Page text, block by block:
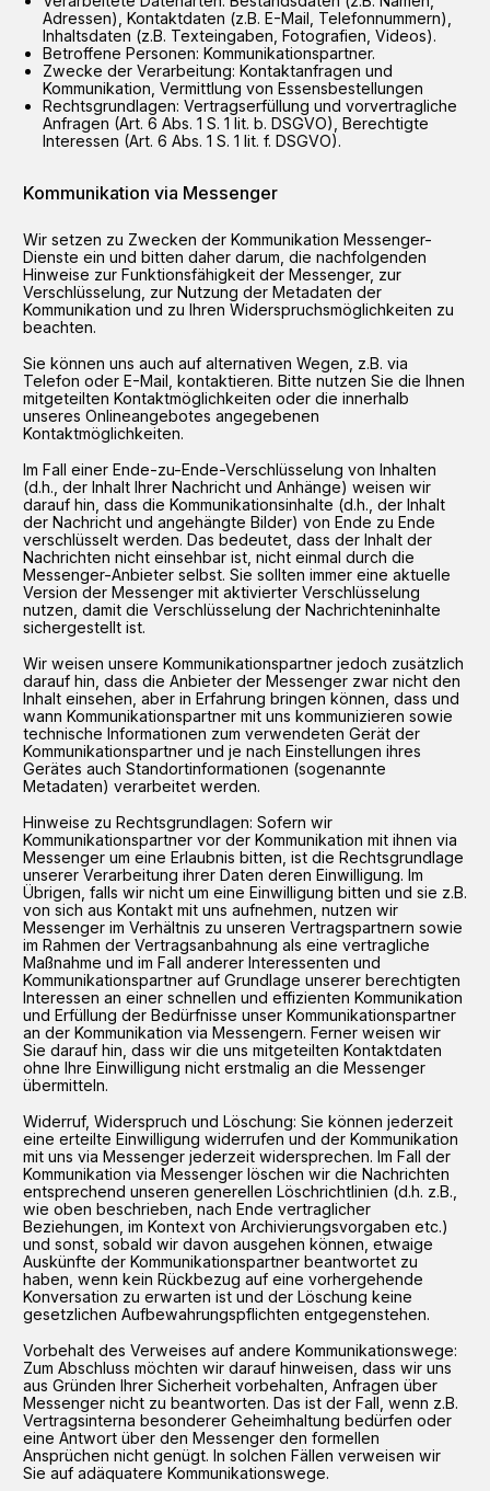
Adressen), Kontaktdaten (z.B. E-Mail, Telefonnummern),
Inhaltsdaten (z.B. Texteingaben, Fotografien, Videos).
Betroffene Personen: Kommunikationspartner.
Zwecke der Verarbeitung: Kontaktanfragen und
Kommunikation, Vermittlung von Essensbestellungen
Rechtsgrundlagen: Vertragserfüllung und vorvertragliche
Anfragen (Art. 6 Abs. 1 S. 1 lit. b. DSGVO), Berechtigte
Interessen (Art. 6 Abs. 1 S. 1 lit. f. DSGVO).
Kommunikation via Messenger
Wir setzen zu Zwecken der Kommunikation Messenger-
Dienste ein und bitten daher darum, die nachfolgenden
Hinweise zur Funktionsfähigkeit der Messenger, zur
Verschlüsselung, zur Nutzung der Metadaten der
Kommunikation und zu Ihren Widerspruchsmöglichkeiten zu
beachten.
Sie können uns auch auf alternativen Wegen, z.B. via
Telefon oder E-Mail, kontaktieren. Bitte nutzen Sie die Ihnen
mitgeteilten Kontaktmöglichkeiten oder die innerhalb
unseres Onlineangebotes angegebenen
Kontaktmöglichkeiten.
Im Fall einer Ende-zu-Ende-Verschlüsselung von Inhalten
(d.h., der Inhalt Ihrer Nachricht und Anhänge) weisen wir
darauf hin, dass die Kommunikationsinhalte (d.h., der Inhalt
der Nachricht und angehängte Bilder) von Ende zu Ende
verschlüsselt werden. Das bedeutet, dass der Inhalt der
Nachrichten nicht einsehbar ist, nicht einmal durch die
Messenger-Anbieter selbst. Sie sollten immer eine aktuelle
Version der Messenger mit aktivierter Verschlüsselung
nutzen, damit die Verschlüsselung der Nachrichteninhalte
sichergestellt ist.
Wir weisen unsere Kommunikationspartner jedoch zusätzlich
darauf hin, dass die Anbieter der Messenger zwar nicht den
Inhalt einsehen, aber in Erfahrung bringen können, dass und
wann Kommunikationspartner mit uns kommunizieren sowie
technische Informationen zum verwendeten Gerät der
Kommunikationspartner und je nach Einstellungen ihres
Gerätes auch Standortinformationen (sogenannte
Metadaten) verarbeitet werden.
Hinweise zu Rechtsgrundlagen: Sofern wir
Kommunikationspartner vor der Kommunikation mit ihnen via
Messenger um eine Erlaubnis bitten, ist die Rechtsgrundlage
unserer Verarbeitung ihrer Daten deren Einwilligung. Im
Übrigen, falls wir nicht um eine Einwilligung bitten und sie z.B.
von sich aus Kontakt mit uns aufnehmen, nutzen wir
Messenger im Verhältnis zu unseren Vertragspartnern sowie
im Rahmen der Vertragsanbahnung als eine vertragliche
Maßnahme und im Fall anderer Interessenten und
Kommunikationspartner auf Grundlage unserer berechtigten
Interessen an einer schnellen und effizienten Kommunikation
und Erfüllung der Bedürfnisse unser Kommunikationspartner
an der Kommunikation via Messengern. Ferner weisen wir
Sie darauf hin, dass wir die uns mitgeteilten Kontaktdaten
ohne Ihre Einwilligung nicht erstmalig an die Messenger
übermitteln.
Widerruf, Widerspruch und Löschung: Sie können jederzeit
eine erteilte Einwilligung widerrufen und der Kommunikation
mit uns via Messenger jederzeit widersprechen. Im Fall der
Kommunikation via Messenger löschen wir die Nachrichten
entsprechend unseren generellen Löschrichtlinien (d.h. z.B.,
wie oben beschrieben, nach Ende vertraglicher
Beziehungen, im Kontext von Archivierungsvorgaben etc.)
und sonst, sobald wir davon ausgehen können, etwaige
Auskünfte der Kommunikationspartner beantwortet zu
haben, wenn kein Rückbezug auf eine vorhergehende
Konversation zu erwarten ist und der Löschung keine
gesetzlichen Aufbewahrungspflichten entgegenstehen.
Vorbehalt des Verweises auf andere Kommunikationswege:
Zum Abschluss möchten wir darauf hinweisen, dass wir uns
aus Gründen Ihrer Sicherheit vorbehalten, Anfragen über
Messenger nicht zu beantworten. Das ist der Fall, wenn z.B.
Vertragsinterna besonderer Geheimhaltung bedürfen oder
eine Antwort über den Messenger den formellen
Ansprüchen nicht genügt. In solchen Fällen verweisen wir
Sie auf adäquatere Kommunikationswege.